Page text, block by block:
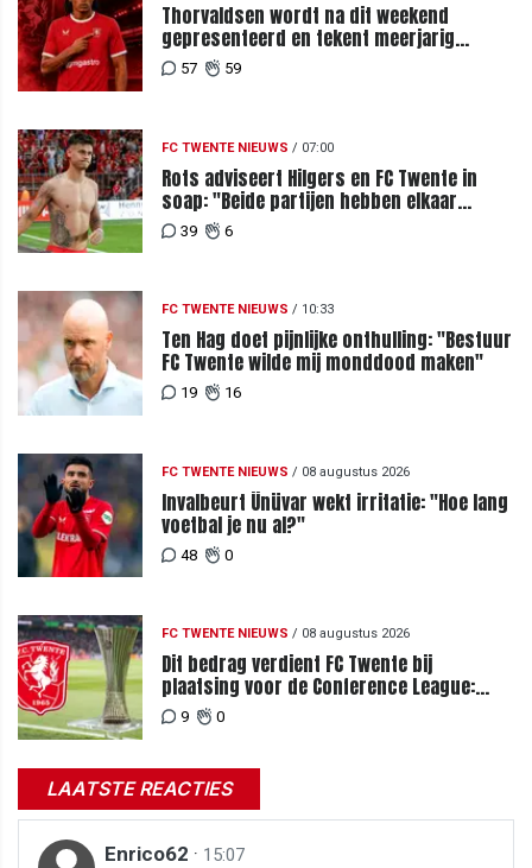
Thorvaldsen wordt na dit weekend
gepresenteerd en tekent meerjarig
contract bij FC Twente
57 59
FC TWENTE NIEUWS / 07:00
Rots adviseert Hilgers en FC Twente in
soap: "Beide partijen hebben elkaar
teleurgesteld"
39 6
FC TWENTE NIEUWS / 10:33
Ten Hag doet pijnlijke onthulling: "Bestuur
FC Twente wilde mij monddood maken"
19 16
FC TWENTE NIEUWS / 08 augustus 2026
Invalbeurt Ünüvar wekt irritatie: "Hoe lang
voetbal je nu al?"
48 0
FC TWENTE NIEUWS / 08 augustus 2026
Dit bedrag verdient FC Twente bij
plaatsing voor de Conference League:
zoveel loopt het mis bij uitschakeling
9 0
LAATSTE REACTIES
Enrico62 · 15:07